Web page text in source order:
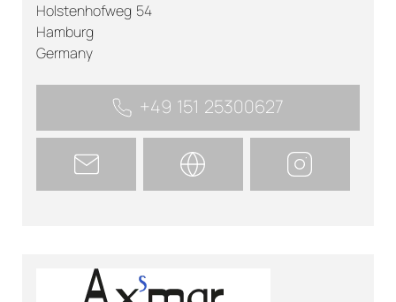
Holstenhofweg 54
Hamburg
Germany
+49 151 25300627